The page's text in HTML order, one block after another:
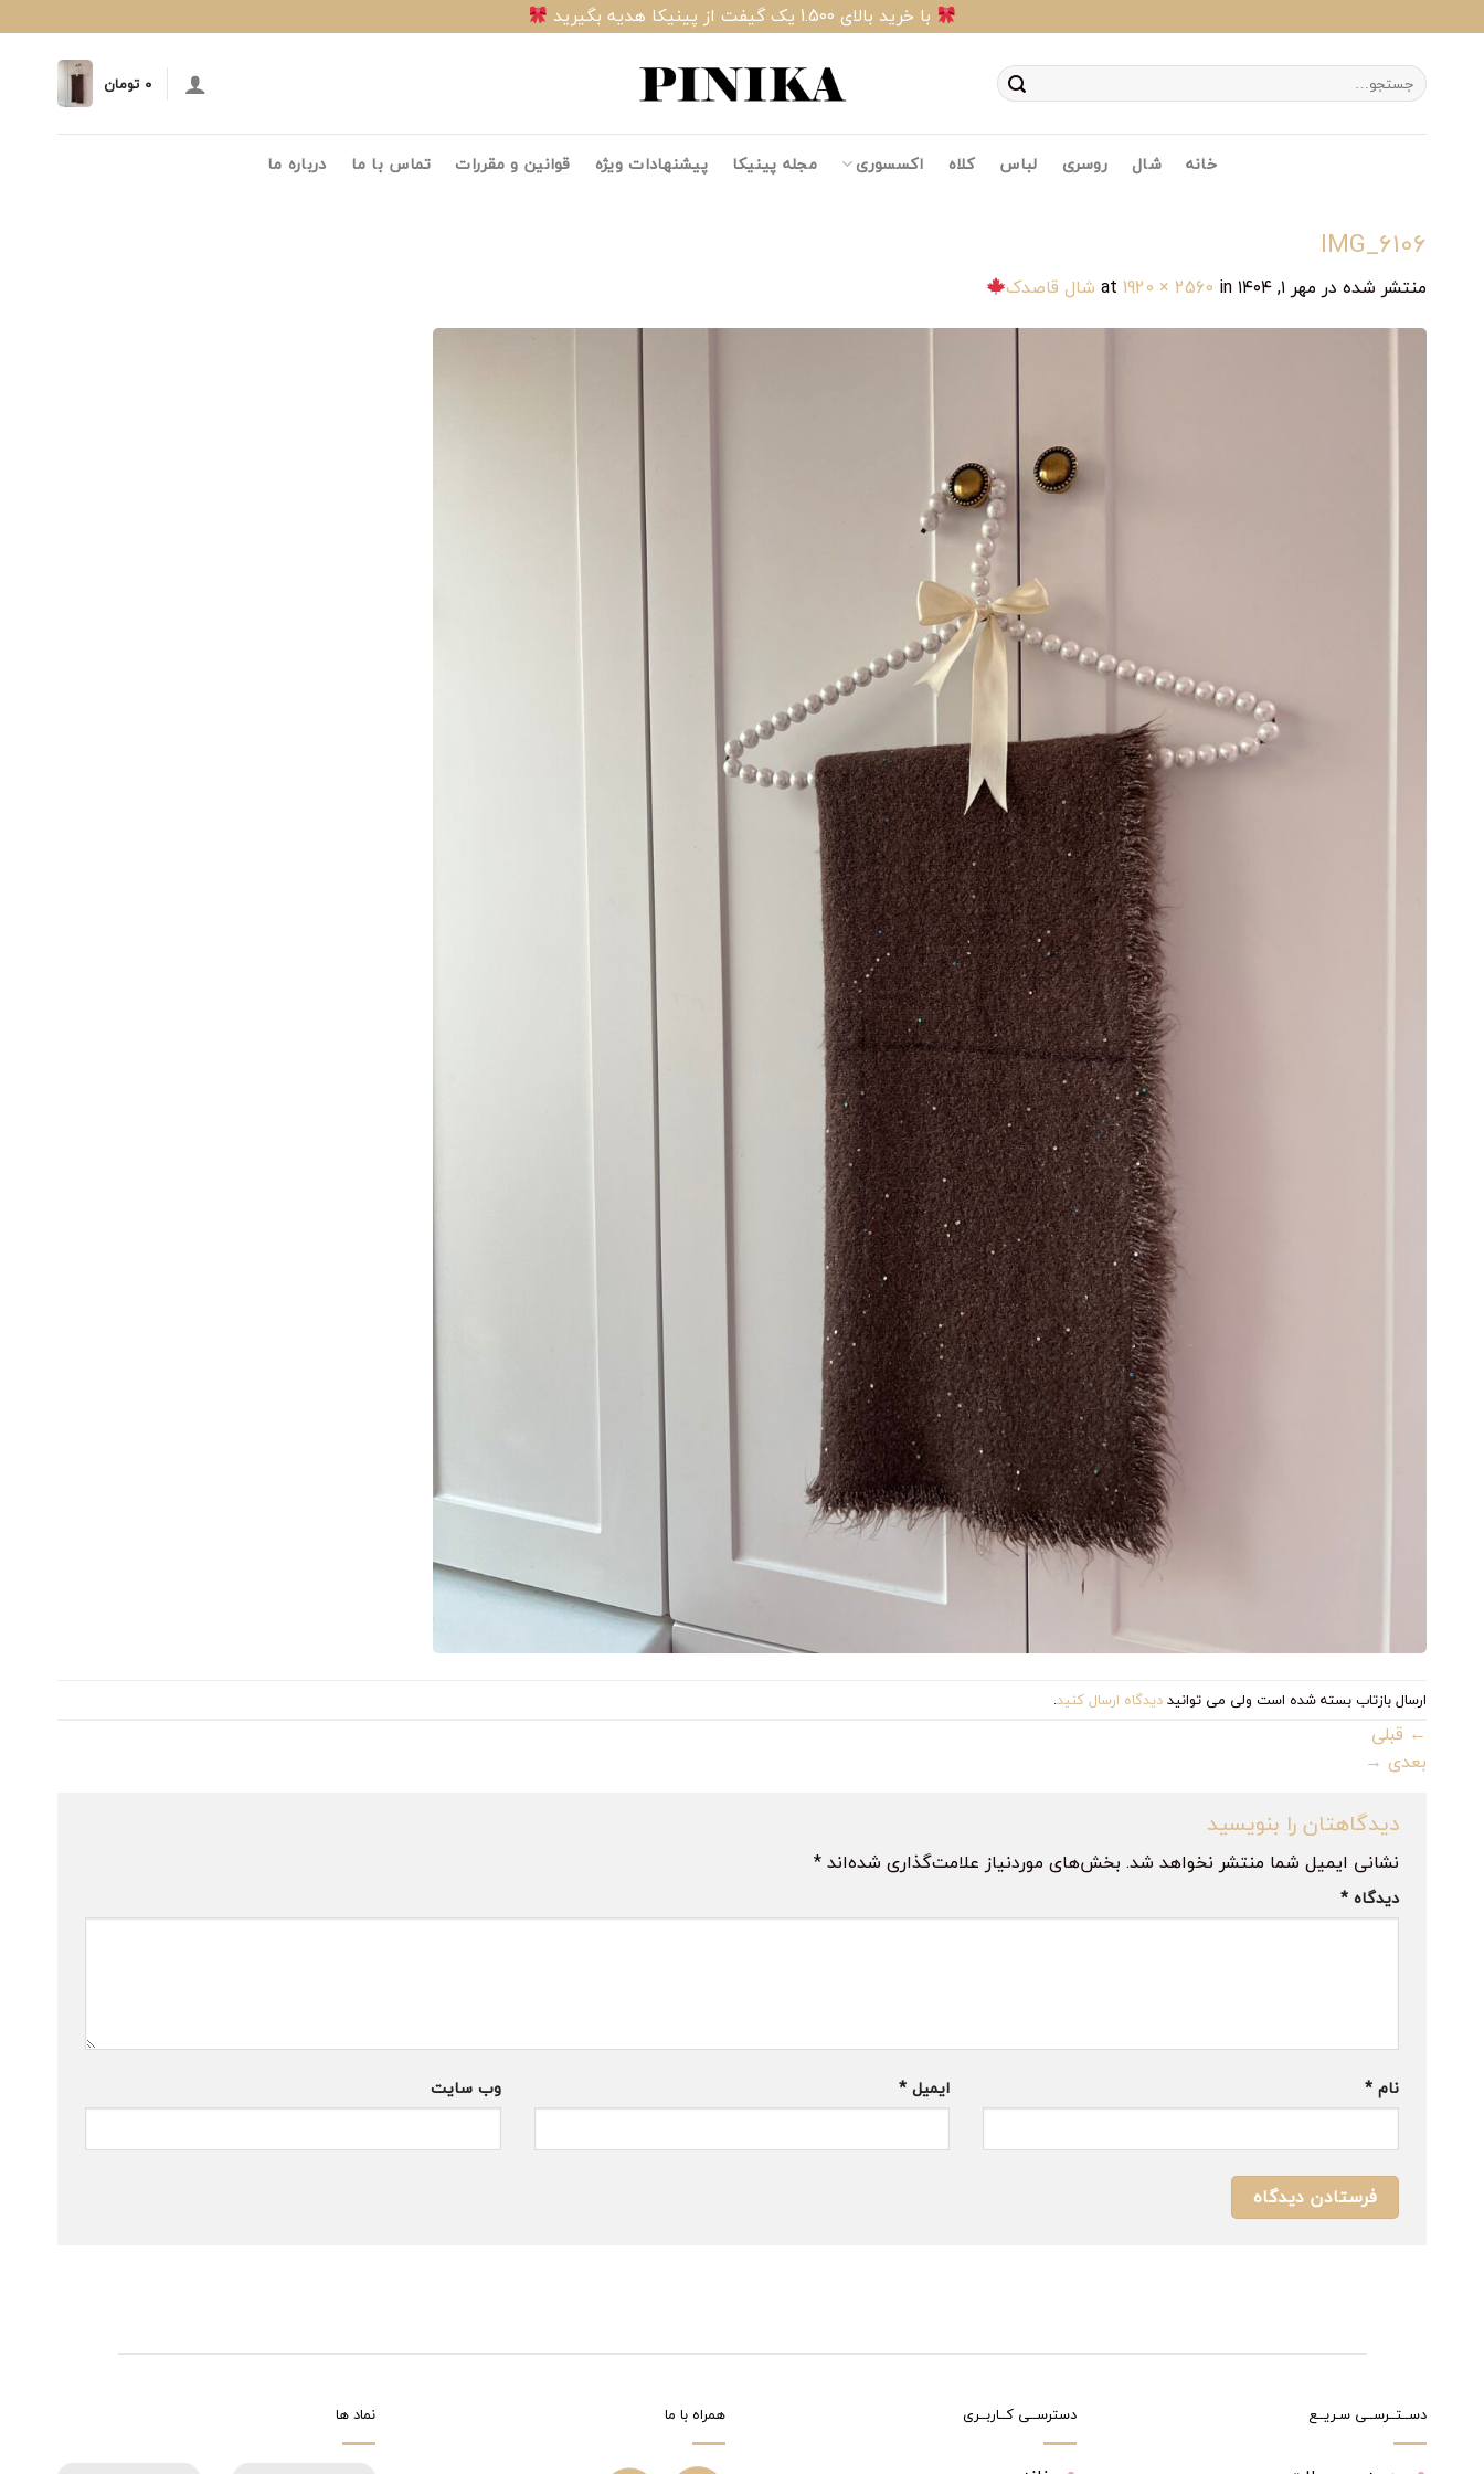
to
content
با خرید بالای 1.500 یک گیفت از پینیکا هدیه بگیرید
جستجو
برای:
۰ تومان
خانه شال روسری لباس کلاه اکسسوری مجله پینیکا پیشنهادات ویژه قوانین و مقررات تماس با ما درباره ما
IMG_6106
منتشر شده در مهر ۱, ۱۴۰۴ 1920 × 2560 in شال قاصدک
ارسال بازتاب بسته شده است ولی می توانیددیدگاه ارسال کنید.
← قبلی
بعدی →
دیدگاهتان را بنویسید
نشانی ایمیل شما منتشر نخواهد شد. بخش‌های موردنیاز علامت‌گذاری شده‌اند*
دیدگاه *
نام * ایمیل * وب‌ سایت
دســتــرســی سـریــع دسترســی کــاربــری همراه با ما نماد ها